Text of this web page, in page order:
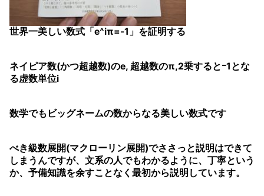
世界一美しい数式「e^iπ=-1」を証明する
ネイピア数(かつ超越数)のe, 超越数のπ,2乗するとｰ1とな
る虚数単位i
数学でもビッグネームの数からなる美しい数式です
べき級数展開(マクローリン展開)でささっと説明はできて
しまうんですが、文系の人でもわかるように、丁寧という
か、予備知識を余すことなく最初から説明しています。